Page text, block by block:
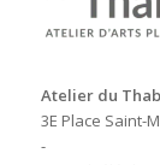
Atelier du
3E Place Saint-
-